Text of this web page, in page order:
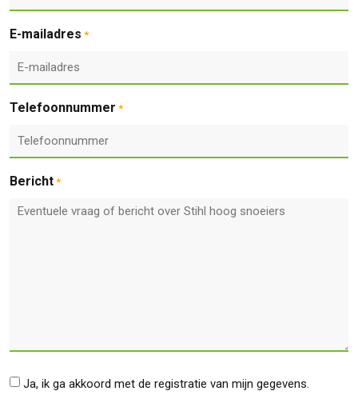
E-mailadres *
Telefoonnummer *
Bericht *
* Ja, ik ga akkoord met de registratie van mijn gegevens.